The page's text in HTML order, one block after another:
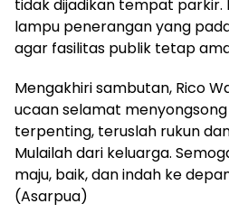
tidak dijadikan tempat parkir.
lampu penerangan yang
agar fasilitas publik tetap
Mengakhiri sambutan, Rico
ucaan selamat menyongsong
terpenting, teruslah rukun
Mulailah dari keluarga.
maju, baik, dan indah ke
(Asarpua)